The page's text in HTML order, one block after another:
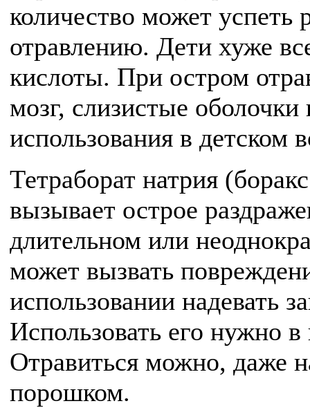
количество может успеть
отравлению. Дети хуже
кислоты. При остром
мозг, слизистые
использования в детском
Тетраборат натрия
вызывает острое
длительном или
может вызвать
использовании надевать
Использовать его нужно
Отравиться можно, даже
порошком.